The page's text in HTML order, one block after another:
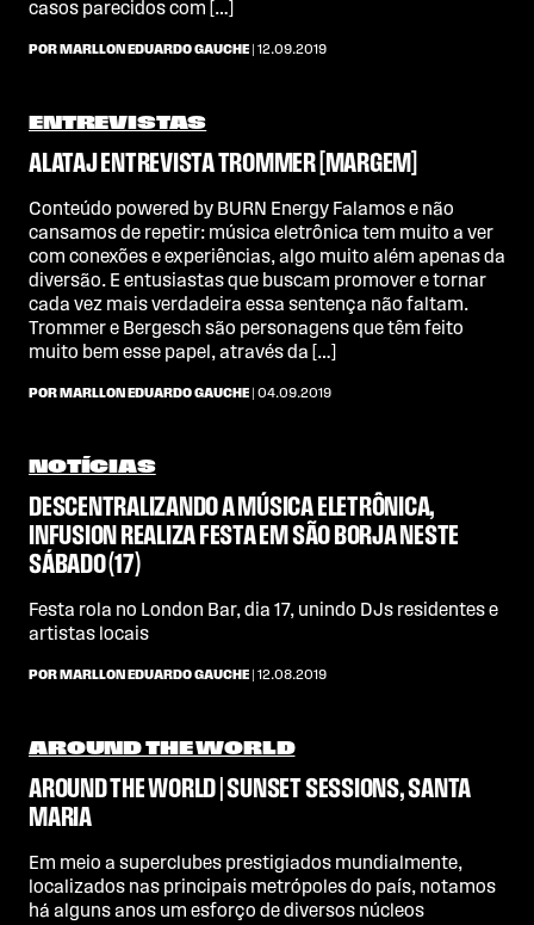
casos parecidos com […]
POR MARLLON EDUARDO GAUCHE | 12.09.2019
ENTREVISTAS
ALATAJ ENTREVISTA TROMMER [MARGEM]
Conteúdo powered by BURN Energy Falamos e não
cansamos de repetir: música eletrônica tem muito a ver
com conexões e experiências, algo muito além apenas da
diversão. E entusiastas que buscam promover e tornar
cada vez mais verdadeira essa sentença não faltam.
Trommer e Bergesch são personagens que têm feito
muito bem esse papel, através da […]
POR MARLLON EDUARDO GAUCHE | 04.09.2019
NOTÍCIAS
DESCENTRALIZANDO A MÚSICA ELETRÔNICA,
INFUSION REALIZA FESTA EM SÃO BORJA NESTE
SÁBADO (17)
Festa rola no London Bar, dia 17, unindo DJs residentes e
artistas locais
POR MARLLON EDUARDO GAUCHE | 12.08.2019
AROUND THE WORLD
AROUND THE WORLD | SUNSET SESSIONS, SANTA
MARIA
Em meio a superclubes prestigiados mundialmente,
localizados nas principais metrópoles do país, notamos
há alguns anos um esforço de diversos núcleos